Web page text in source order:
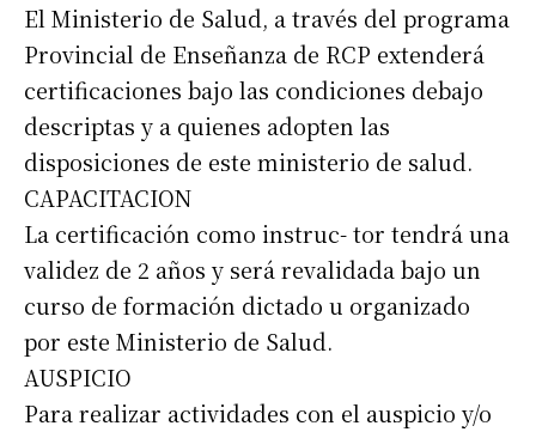
Suscribirme gratis
Dirección de correo electrónico*
El Ministerio de Salud, a través del programa
Provincial de Enseñanza de RCP extenderá
certificaciones bajo las condiciones debajo
descriptas y a quienes adopten las
disposiciones de este ministerio de salud.
CAPACITACION
La certificación como instruc- tor tendrá una
validez de 2 años y será revalidada bajo un
curso de formación dictado u organizado
por este Ministerio de Salud.
AUSPICIO
Para realizar actividades con el auspicio y/o